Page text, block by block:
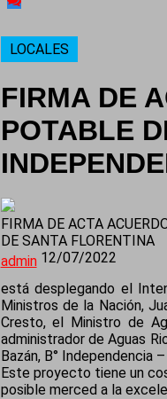
LOCALES
FIRMA DE
POTABLE
FIRMA DE ACTA
DE SANTA FLORENTINA
admin 12/07/2022
está desplegando el
Ministros de la Nación,
Cresto, el Ministro de
administrador de Aguas
Bazán, B° Independencia
Este proyecto tiene un
posible merced a la